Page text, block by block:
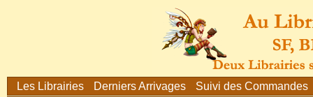
Les Librairies Derniers Arrivages Suivi des Commandes